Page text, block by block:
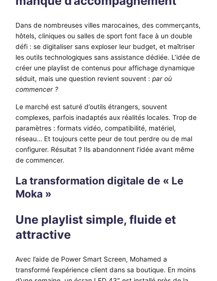
Dans de nombreuses villes marocaines, des commerçants,
hôtels, cliniques ou salles de sport font face à un double
défi : se digitaliser sans exploser leur budget, et maîtriser
les outils technologiques sans assistance dédiée. L’idée de
créer une playlist de contenus pour affichage dynamique
séduit, mais une question revient souvent : par où
commencer ?
Le marché est saturé d’outils étrangers, souvent
complexes, parfois inadaptés aux réalités locales. Trop de
paramètres : formats vidéo, compatibilité, matériel,
réseau… Et toujours cette peur de tout perdre ou de mal
configurer. Résultat ? Ils abandonnent l’idée avant même
de commencer.
La transformation digitale de « Le
Moka »
Une playlist simple, fluide et
attractive
Avec l’aide de Power Smart Screen, Mohamed a
transformé l’expérience client dans sa boutique. En moins